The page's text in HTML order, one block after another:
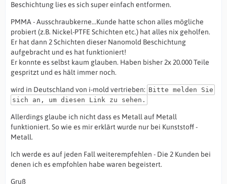
Beschichtung lies es sich super einfach entformen.
PMMA - Ausschraubkerne...Kunde hatte schon alles mögliche
probiert (z.B. Nickel-PTFE Schichten etc.) hat alles nix geholfen.
Er hat dann 2 Schichten dieser Nanomold Beschichtung
aufgebracht und es hat funktioniert!
Er konnte es selbst kaum glauben. Haben bisher 2x 20.000 Teile
gespritzt und es hält immer noch.
wird in Deutschland von i-mold vertrieben: Bitte melden Sie
sich an, um diesen Link zu sehen.
Allerdings glaube ich nicht dass es Metall auf Metall
funktioniert. So wie es mir erklärt wurde nur bei Kunststoff -
Metall.
Ich werde es auf jeden Fall weiterempfehlen - Die 2 Kunden bei
denen ich es empfohlen habe waren begeistert.
Gruß